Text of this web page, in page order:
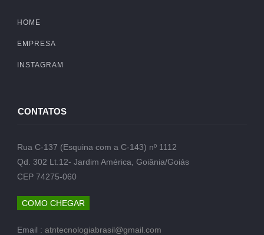
HOME
EMPRESA
INSTAGRAM
CONTATOS
Rua C-137 (Esquina com a C-143) nº 1112
Qd. 302 Lt.12- Jardim América, Goiânia/Goiás
CEP 74275-060
COMO CHEGAR
Email : atntecnologiabrasil@gmail.com